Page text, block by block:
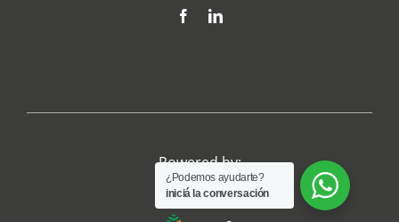
Powered by:
¿Podemos ayudarte?
iniciá la conversación